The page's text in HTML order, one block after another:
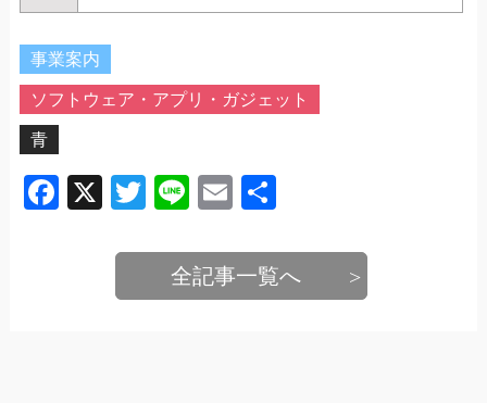
事業案内
ソフトウェア・アプリ・ガジェット
青
Facebook
X TwitterLineEmail
全記事一覧へ